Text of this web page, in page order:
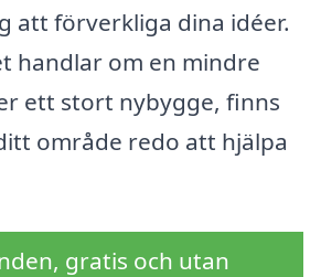
att förverkliga dina idéer.
handlar om en mindre
ett stort nybygge, finns
område redo att hjälpa
gratis och utan